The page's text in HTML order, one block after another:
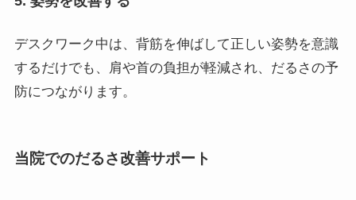
デスクワーク中は、背筋を伸ばして正しい姿勢を意識
するだけでも、肩や首の負担が軽減され、だるさの予
防につながります。
当院でのだるさ改善サポート